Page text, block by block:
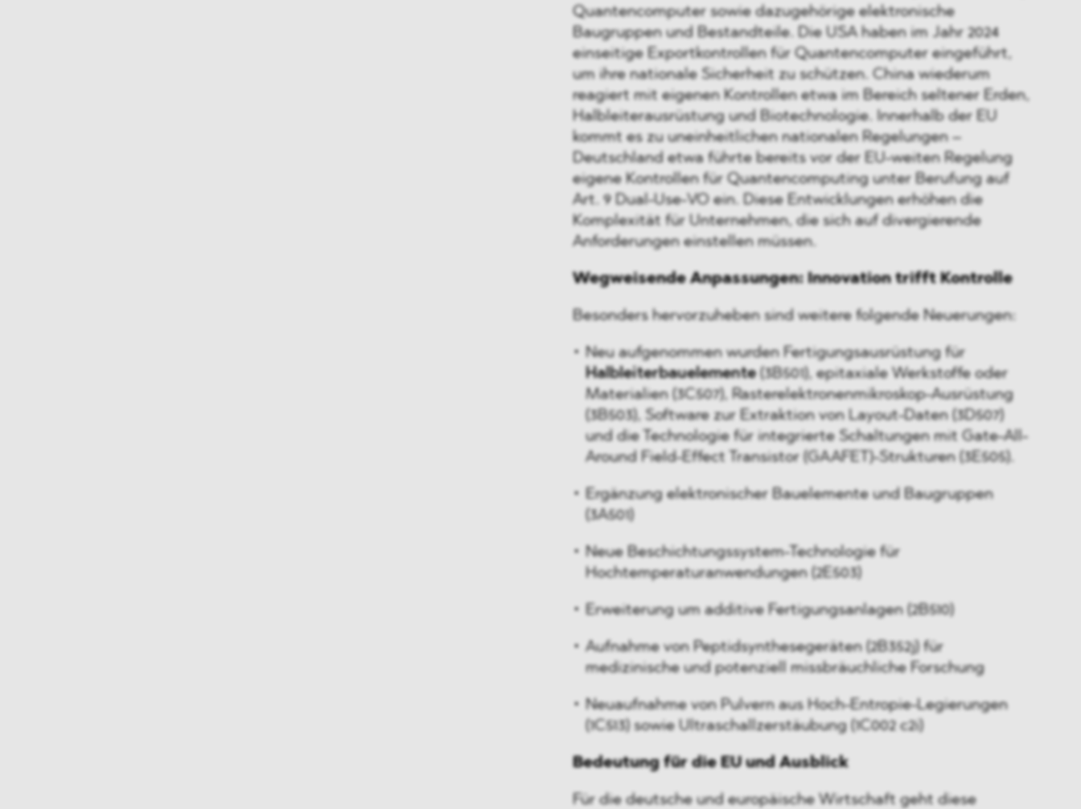
Quantencomputer sowie dazugehörige elektronische
Baugruppen und Bestandteile. Die USA haben im Jahr 2024
einseitige Exportkontrollen für Quantencomputer eingeführt,
um ihre nationale Sicherheit zu schützen. China wiederum
reagiert mit eigenen Kontrollen etwa im Bereich seltener Erden,
Halbleiterausrüstung und Biotechnologie. Innerhalb der EU
kommt es zu uneinheitlichen nationalen Regelungen –
Deutschland etwa führte bereits vor der EU-weiten Regelung
eigene Kontrollen für Quantencomputing unter Berufung auf
Art. 9 Dual-Use-VO ein. Diese Entwicklungen erhöhen die
Komplexität für Unternehmen, die sich auf divergierende
Anforderungen einstellen müssen.
Wegweisende Anpassungen: Innovation trifft Kontrolle
Besonders hervorzuheben sind weitere folgende Neuerungen:
Neu aufgenommen wurden Fertigungsausrüstung für
Halbleiterbauelemente (3B501), epitaxiale Werkstoffe oder
Materialien (3C507), Rasterelektronenmikroskop-Ausrüstung
(3B503), Software zur Extraktion von Layout-Daten (3D507)
und die Technologie für integrierte Schaltungen mit Gate-All-
Around Field-Effect Transistor (GAAFET)-Strukturen (3E505).
Ergänzung elektronischer Bauelemente und Baugruppen
(3A501)
Neue Beschichtungssystem-Technologie für
Hochtemperaturanwendungen (2E503)
Erweiterung um additive Fertigungsanlagen (2B510)
Aufnahme von Peptidsynthesegeräten (2B352j) für
medizinische und potenziell missbräuchliche Forschung
Neuaufnahme von Pulvern aus Hoch-Entropie-Legierungen
(1C513) sowie Ultraschallzerstäubung (1C002 c2i)
Bedeutung für die EU und Ausblick
Für die deutsche und europäische Wirtschaft geht diese